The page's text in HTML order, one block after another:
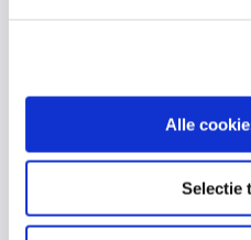
Alle
Selectie
Vraag een